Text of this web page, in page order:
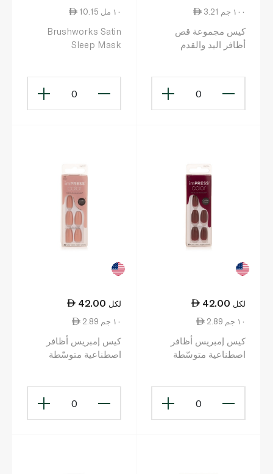
3.21 ١٠٠ جم
كيس مجموعة قص
أظافر اليد والقدم
0
10.15 ١٠ مل
Brushworks Satin
Sleep Mask
0
42.00 لكل
2.89 ١٠ جم
كيس إمبريس أظافر
اصطناعية متوسّطة
0
42.00 لكل
2.89 ١٠ جم
كيس إمبريس أظافر
اصطناعية متوسّطة
0